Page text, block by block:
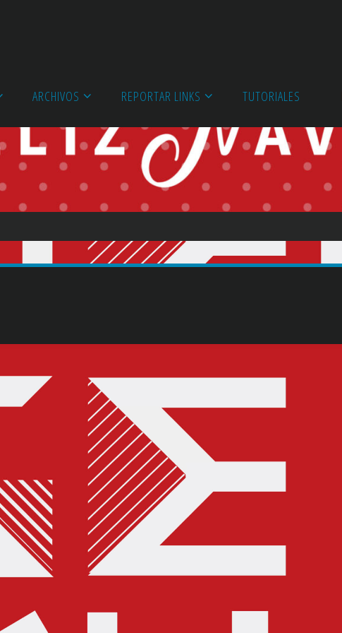
ARCHIVOS REPORTAR LINKS TUTORIALES